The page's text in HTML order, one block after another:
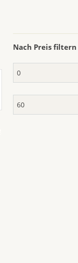
Nach Preis filtern
Min.
Preis
Max.
Preis